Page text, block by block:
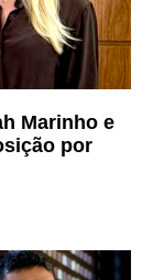
Marinho e
por